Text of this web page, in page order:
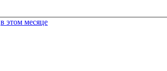
в этом месяце